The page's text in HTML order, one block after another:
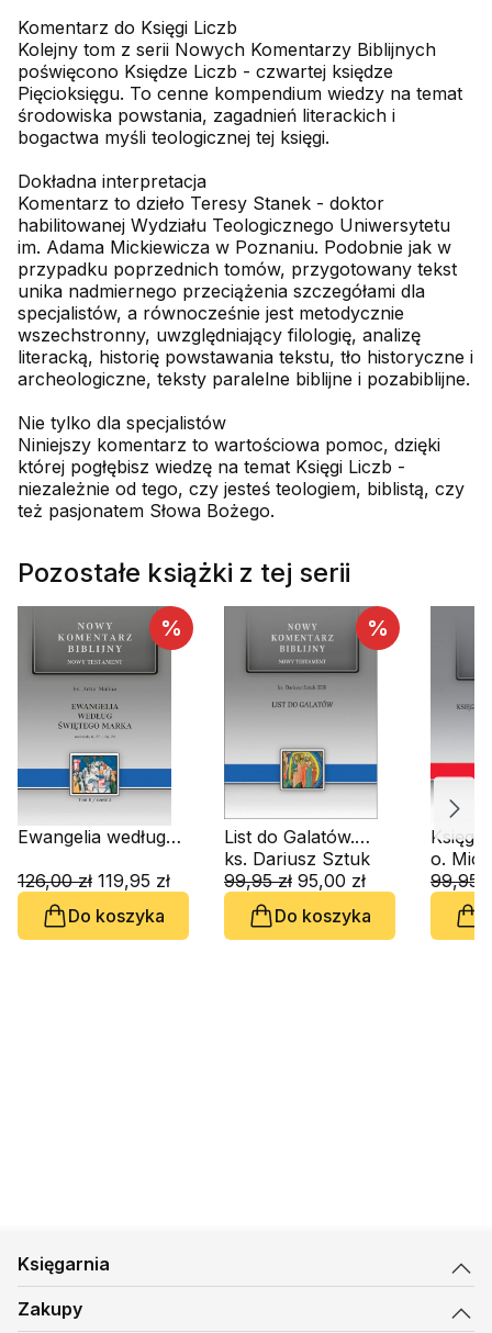
Komentarz do Księgi Liczb
Kolejny tom z serii Nowych Komentarzy Biblijnych
poświęcono Księdze Liczb - czwartej księdze
Pięcioksięgu. To cenne kompendium wiedzy na temat
środowiska powstania, zagadnień literackich i
bogactwa myśli teologicznej tej księgi.
Dokładna interpretacja
Komentarz to dzieło Teresy Stanek - doktor
habilitowanej Wydziału Teologicznego Uniwersytetu
im. Adama Mickiewicza w Poznaniu. Podobnie jak w
przypadku poprzednich tomów, przygotowany tekst
unika nadmiernego przeciążenia szczegółami dla
specjalistów, a równocześnie jest metodycznie
wszechstronny, uwzględniający filologię, analizę
literacką, historię powstawania tekstu, tło historyczne i
archeologiczne, teksty paralelne biblijne i pozabiblijne.
Nie tylko dla specjalistów
Niniejszy komentarz to wartościowa pomoc, dzięki
której pogłębisz wiedzę na temat Księgi Liczb -
niezależnie od tego, czy jesteś teologiem, biblistą, czy
też pasjonatem Słowa Bożego.
Pozostałe książki z tej serii
%
Ewangelia według
Rozdziały 1,1 - 8,26.
Nowy Komentarz
Biblijny. Tom II, cz. 2
126,00 zł 119,95 zł
Do koszyka
%
List do Galatów.
Nowy Komentarz
Biblijny. Tom IX
ks. Dariusz Sztuk
99,95 zł 95,00 zł
Do koszyka
Księga
Stary
Tom V
99,95
Księgarnia
Zakupy